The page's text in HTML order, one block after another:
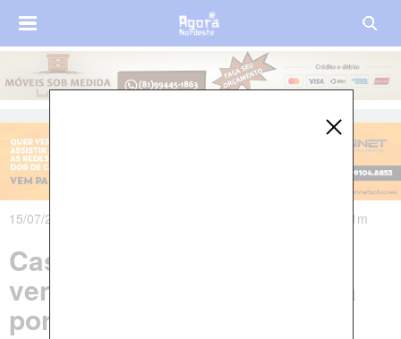
15/07/2021 às 22h10m - Atualizado em 16/07/2021 às 05h21m
Casal é preso por tentar
vender filha recém-nascida
por R$ 9 mil, em Salvador